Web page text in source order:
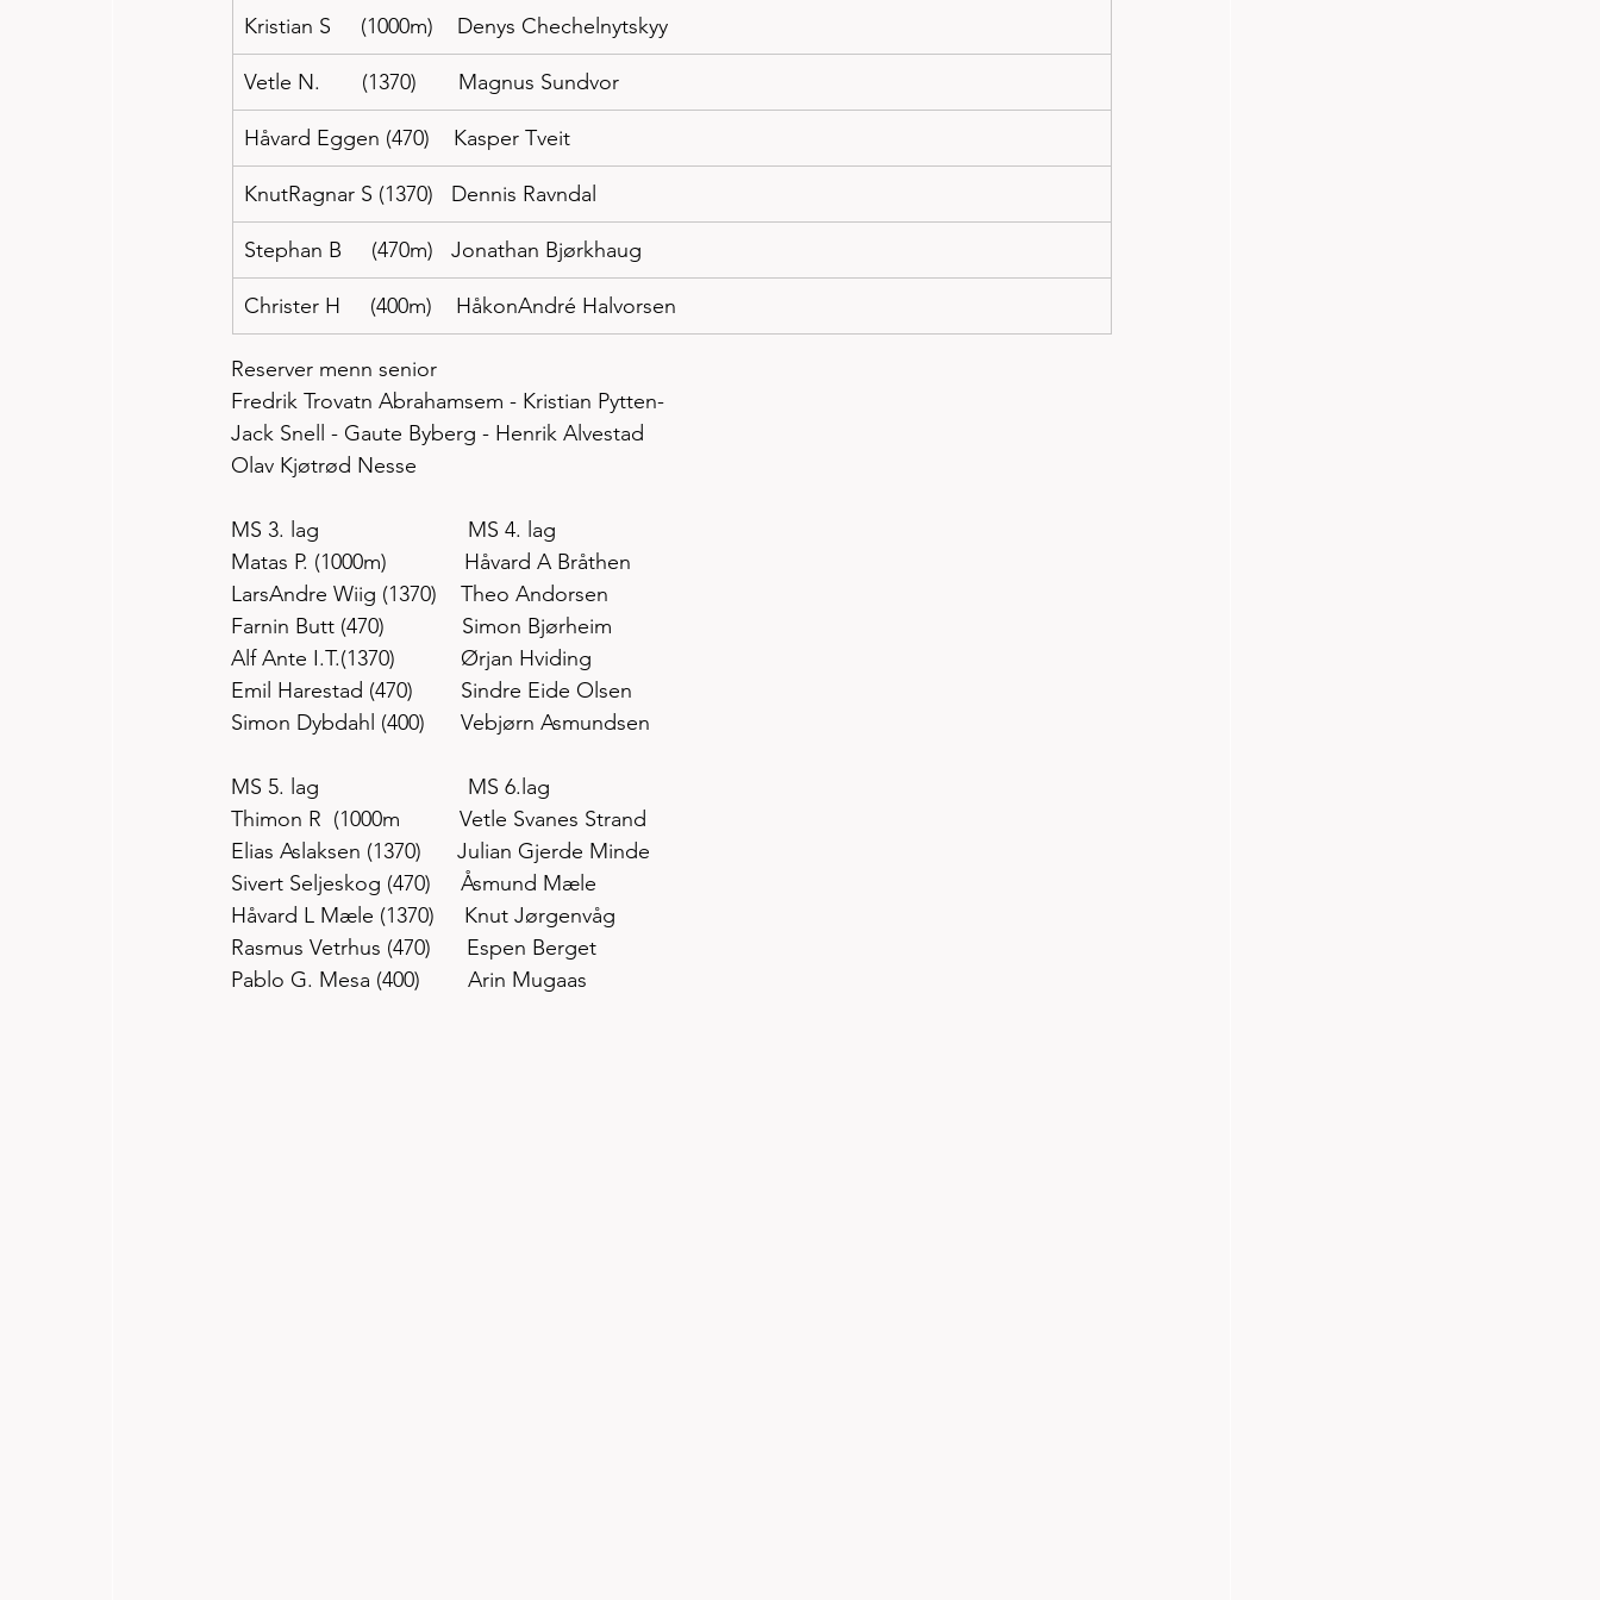
Kristian S     (1000m)    Denys Chechelnytskyy
Vetle N.       (1370)       Magnus Sundvor
Håvard Eggen (470)    Kasper Tveit
KnutRagnar S (1370)   Dennis Ravndal
Stephan B     (470m)   Jonathan Bjørkhaug
Christer H     (400m)    HåkonAndré Halvorsen
Reserver menn senior
Fredrik Trovatn Abrahamsem - Kristian Pytten-
Jack Snell - Gaute Byberg - Henrik Alvestad
Olav Kjøtrød Nesse
MS 3. lag                         MS 4. lag
Matas P. (1000m)             Håvard A Bråthen
LarsAndre Wiig (1370)    Theo Andorsen
Farnin Butt (470)             Simon Bjørheim
Alf Ante I.T.(1370)           Ørjan Hviding
Emil Harestad (470)        Sindre Eide Olsen
Simon Dybdahl (400)      Vebjørn Asmundsen
MS 5. lag                         MS 6.lag
Thimon R  (1000m          Vetle Svanes Strand
Elias Aslaksen (1370)      Julian Gjerde Minde
Sivert Seljeskog (470)     Åsmund Mæle
Håvard L Mæle (1370)     Knut Jørgenvåg
Rasmus Vetrhus (470)      Espen Berget
Pablo G. Mesa (400)        Arin Mugaas